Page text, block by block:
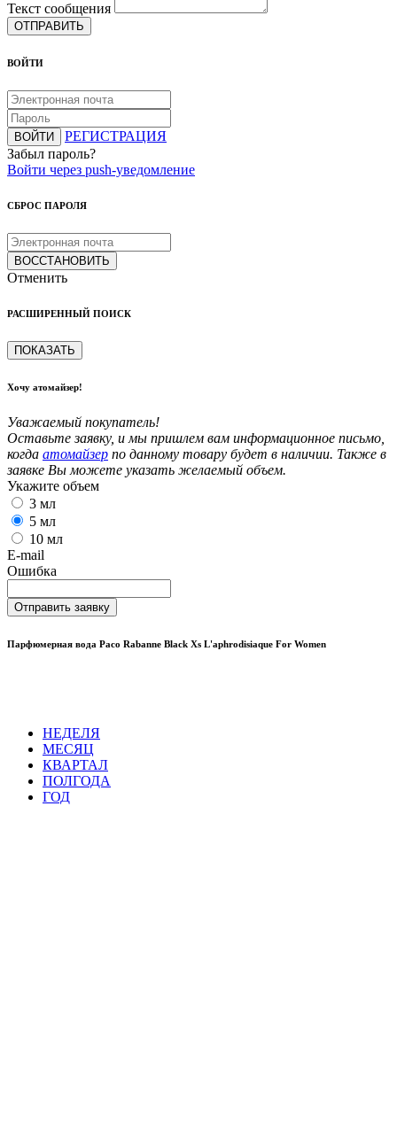
Текст сообщения
ОТПРАВИТЬ
ВОЙТИ
ВОЙТИ
РЕГИСТРАЦИЯ
Забыл пароль?
Войти через push-уведомление
СБРОС ПАРОЛЯ
ВОССТАНОВИТЬ
Отменить
РАСШИРЕННЫЙ ПОИСК
ПОКАЗАТЬ
Хочу атомайзер!
Уважаемый покупатель!
Оставьте заявку, и мы пришлем вам информационное письмо,
когда атомайзер по данному товару будет в наличии. Также в
заявке Вы можете указать желаемый объем.
Укажите объем
3 мл
5 мл
10 мл
E-mail
Ошибка
Отправить заявку
Парфюмерная вода Paco Rabanne Black Xs L'aphrodisiaque For Women
НЕДЕЛЯ
МЕСЯЦ
КВАРТАЛ
ПОЛГОДА
ГОД